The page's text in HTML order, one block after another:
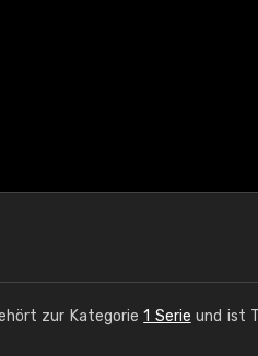
zur Kategorie1 Serie und ist